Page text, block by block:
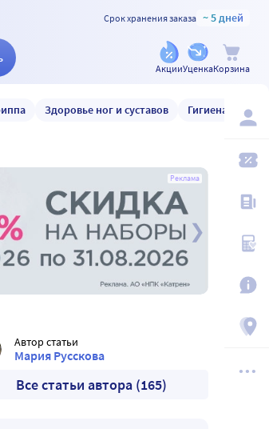
Срок хранения заказа ~ 5 дней
АкцииУценкаКорзина
Здоровье ног и суставов Гигиена и уход
Реклама
Автор статьи
Мария Русскова
Все статьи автора (165)